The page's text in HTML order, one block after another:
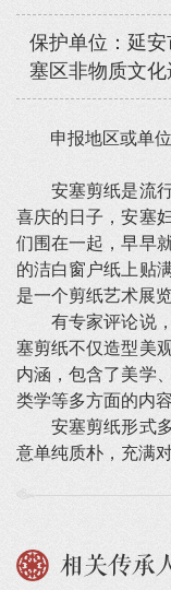
保护单位：延
塞区非物质文化
申报地区或单
安塞剪纸是流行
喜庆的日子，安塞
们围在一起，早早
的洁白窗户纸上贴
是一个剪纸艺术展览
有专家评论说，
塞剪纸不仅造型美
内涵，包含了美学
类学等多方面的内
安塞剪纸形式多
意单纯质朴，充满
相关传承